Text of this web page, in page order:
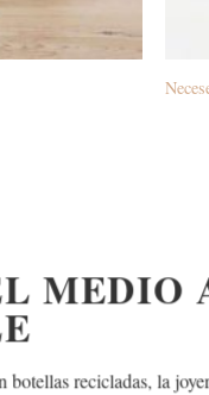
MEDIO
con botellas